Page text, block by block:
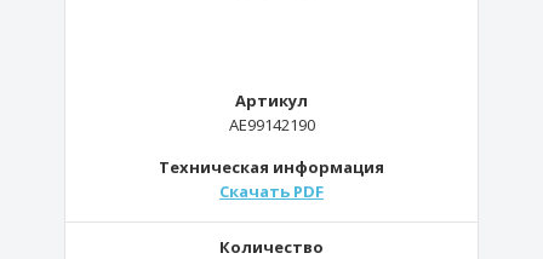
Артикул
AE99142190
Техническая информация
Скачать PDF
Количество